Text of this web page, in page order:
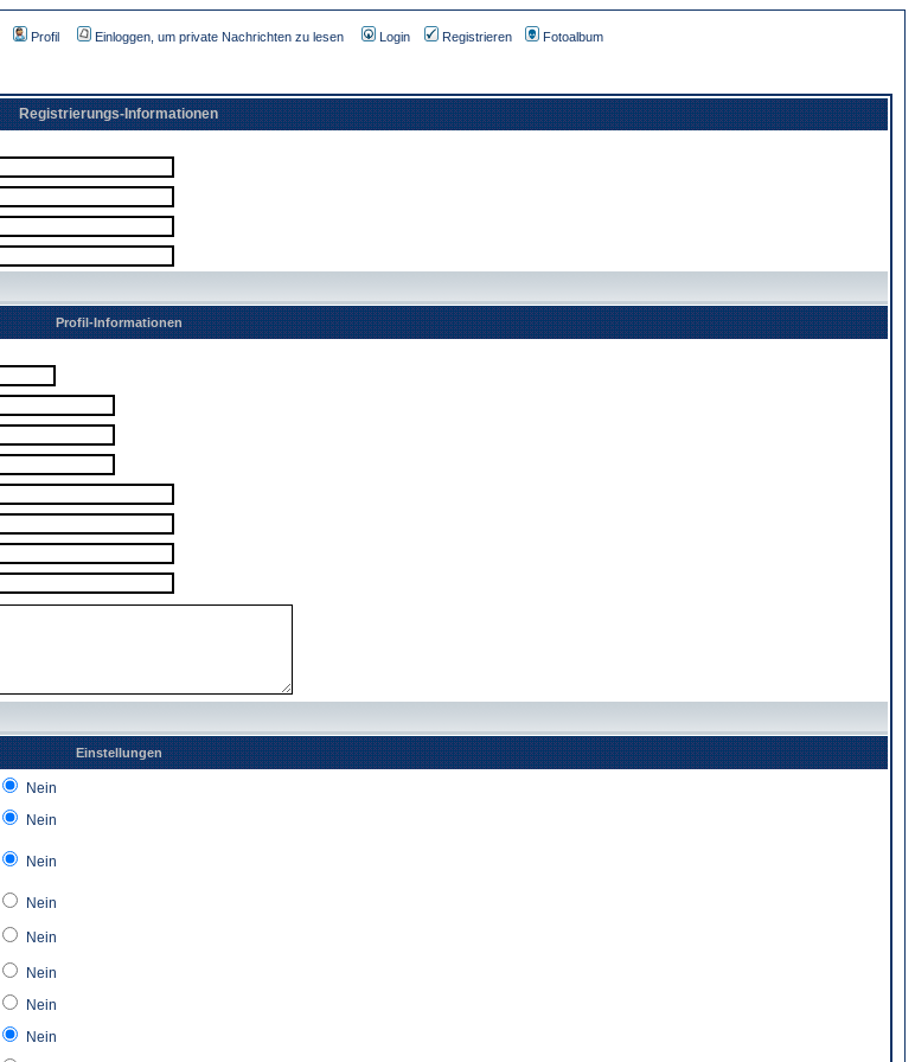
Profil Einloggen, um private Nachrichten zu lesen Login Registrieren Fotoalbum
Registrierungs-Informationen
Profil-Informationen
Einstellungen
Nein
Nein
Nein
Nein
Nein
Nein
Nein
Nein